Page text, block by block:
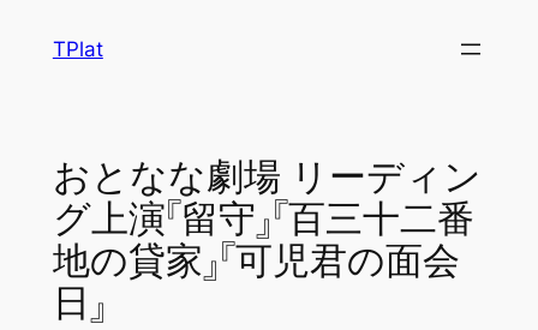
TPlat
おとなな劇場 リーディン
グ上演『留守』『百三十二番
地の貸家』『可児君の面会
日』